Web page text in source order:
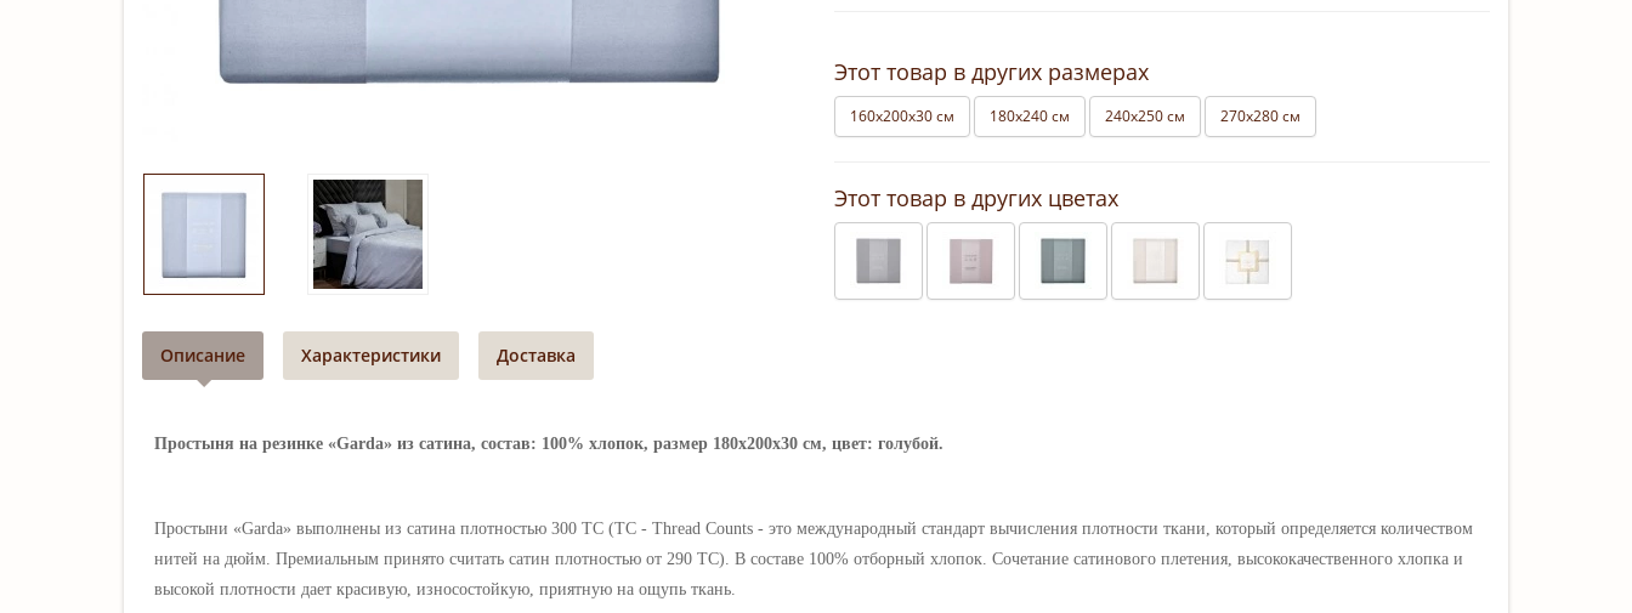
Этот товар в других размерах
160х200х30 см 180х240 см 240х250 см 270х280 см
Этот товар в других цветах
Описание Характеристики Доставка
Простыня на резинке «Garda» из сатина, состав: 100% хлопок, размер 180х200х30 см, цвет: голубой.
Простыни «Garda» выполнены из сатина плотностью 300 ТС (ТС - Thread Counts - это международный стандарт вычисления плотности ткани, который определяется количеством
нитей на дюйм. Премиальным принято считать сатин плотностью от 290 ТС). В составе 100% отборный хлопок. Сочетание сатинового плетения, высококачественного хлопка и
высокой плотности дает красивую, износостойкую, приятную на ощупь ткань.